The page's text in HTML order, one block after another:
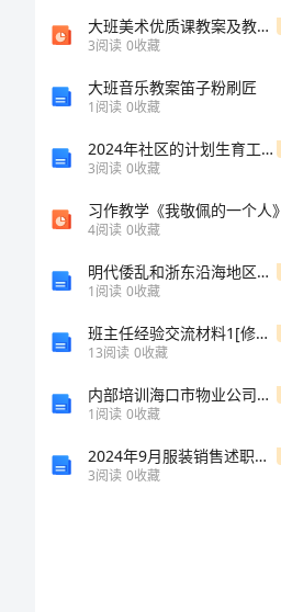
大班美术优质课教案及教学反思《数字创意变形画》
3阅读 0收藏
大班音乐教案笛子粉刷匠
1阅读 0收藏
2024年社区的计划生育工作总结
3阅读 0收藏
习作教学《我敬佩的一个人》
4阅读 0收藏
明代倭乱和浙东沿海地区的城防建设
1阅读 0收藏
班主任经验交流材料1[修改版]
13阅读 0收藏
内部培训海口市物业公司物业管理基本工作范围及职责知识竞赛试题大全含下载答案
1阅读 0收藏
2024年9月服装销售述职报告
3阅读 0收藏